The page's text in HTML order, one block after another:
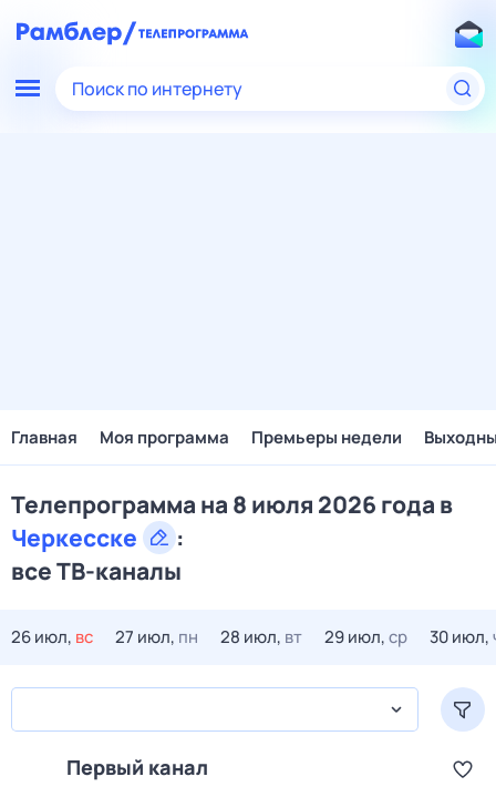
Поиск по интернету
Главная Моя программа Премьеры недели
Телепрограмма на 8 июля 2026 года в
Черкесске
:
все ТВ-каналы
26 июл, вс 27 июл, пн 28 июл, вт 29 июл,ср 30 июл,
Первый канал